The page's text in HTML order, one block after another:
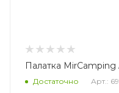
Палатка MirCamping
Достаточно Арт.: